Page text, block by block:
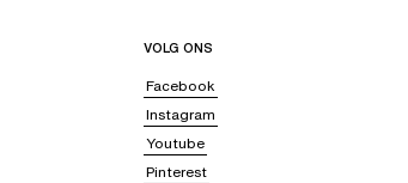
VOLG ONS
Facebook
Instagram
Youtube
Pinterest